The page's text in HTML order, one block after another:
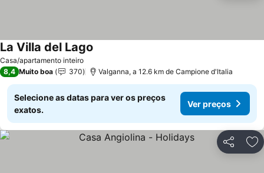
Casa/apartamento inteiro
La Villa del Lago
8,4 Muito boa 370 Valganna, a 12.6 km de Campione d'Italia
Selecione as datas para ver os preços
exatos.
Ver preços
Partilhar